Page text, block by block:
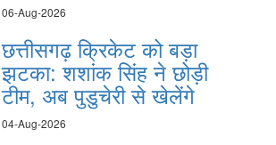
06-Aug-2026
छत्तीसगढ़ क्रिकेट को बड़ा
झटका: शशांक सिंह ने छोड़ी
टीम, अब पुडुचेरी से खेलेंगे
04-Aug-2026